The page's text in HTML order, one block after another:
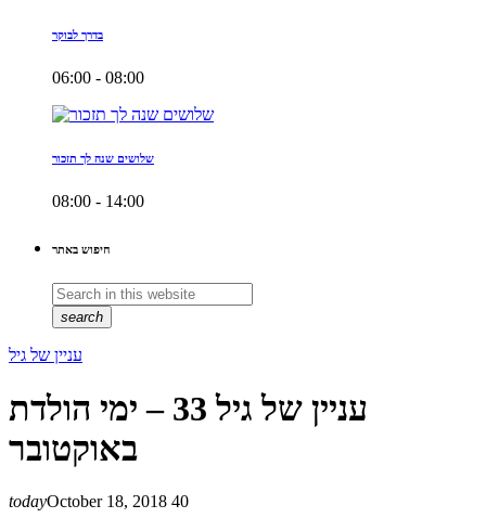
בדרך לבוקר
06:00 - 08:00
שלושים שנה לך תזכור
08:00 - 14:00
חיפוש באתר
search
עניין של גיל
עניין של גיל 33 – ימי הולדת
באוקטובר
todayOctober 18, 2018 40